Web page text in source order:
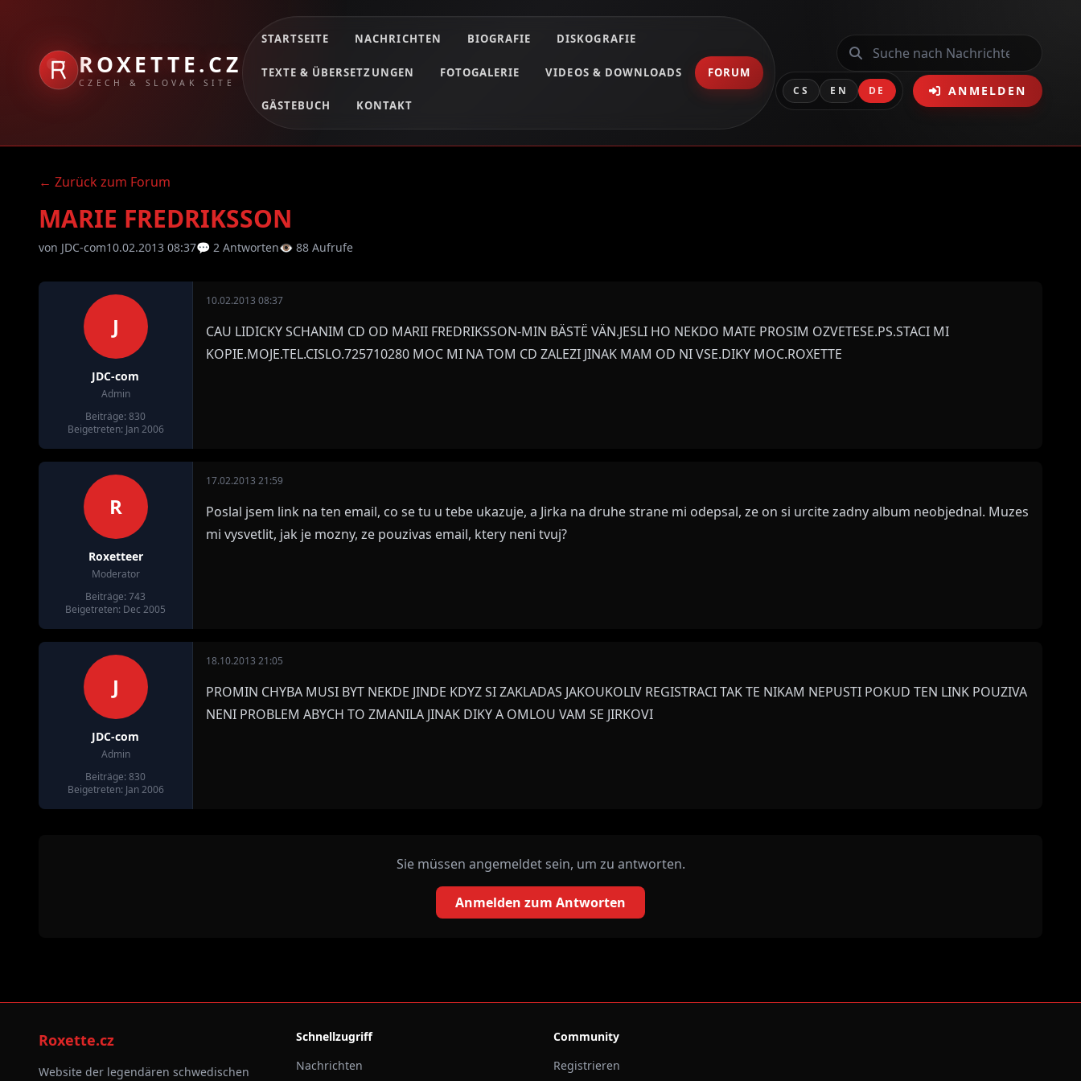
ROXETTE.CZ
CZECH & SLOVAK SITE
STARTSEITE NACHRICHTEN BIOGRAFIE DISKOGRAFIE
TEXTE & ÜBERSETZUNGEN FOTOGALERIE VIDEOS & DOWNLOADS FORUM
GÄSTEBUCH KONTAKT
CS EN DE ANMELDEN
← Zurück zum Forum
MARIE FREDRIKSSON
von JDC-com10.02.2013 08:37💬 2 Antworten👁 88 Aufrufe
J
JDC-com
Admin
Beiträge: 830
Beigetreten: Jan 2006
10.02.2013 08:37
CAU LIDICKY SCHANIM CD OD MARII FREDRIKSSON-MIN BÄSTË VÄN.JESLI HO NEKDO MATE PROSIM OZVETESE.PS.STACI MI
KOPIE.MOJE.TEL.CISLO.725710280 MOC MI NA TOM CD ZALEZI JINAK MAM OD NI VSE.DIKY MOC.ROXETTE
R
Roxetteer
Moderator
Beiträge: 743
Beigetreten: Dec 2005
17.02.2013 21:59
Poslal jsem link na ten email, co se tu u tebe ukazuje, a Jirka na druhe strane mi odepsal, ze on si urcite zadny album neobjednal. Muzes
mi vysvetlit, jak je mozny, ze pouzivas email, ktery neni tvuj?
J
JDC-com
Admin
Beiträge: 830
Beigetreten: Jan 2006
18.10.2013 21:05
PROMIN CHYBA MUSI BYT NEKDE JINDE KDYZ SI ZAKLADAS JAKOUKOLIV REGISTRACI TAK TE NIKAM NEPUSTI POKUD TEN LINK POUZIVA
NENI PROBLEM ABYCH TO ZMANILA JINAK DIKY A OMLOU VAM SE JIRKOVI
Sie müssen angemeldet sein, um zu antworten.
Anmelden zum Antworten
Roxette.cz
Website der legendären schwedischen
Schnellzugriff
Nachrichten
Community
Registrieren